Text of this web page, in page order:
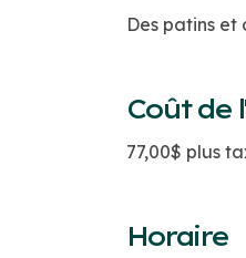
Des patins
Coût de
77,00$ plus
Horaire